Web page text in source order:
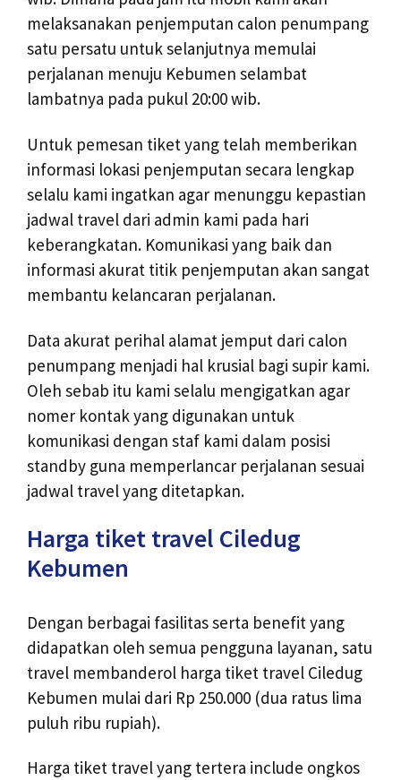
melaksanakan penjemputan calon penumpang
satu persatu untuk selanjutnya memulai
perjalanan menuju Kebumen selambat
lambatnya pada pukul 20:00 wib.
Untuk pemesan tiket yang telah memberikan
informasi lokasi penjemputan secara lengkap
selalu kami ingatkan agar menunggu kepastian
jadwal travel dari admin kami pada hari
keberangkatan. Komunikasi yang baik dan
informasi akurat titik penjemputan akan sangat
membantu kelancaran perjalanan.
Data akurat perihal alamat jemput dari calon
penumpang menjadi hal krusial bagi supir kami.
Oleh sebab itu kami selalu mengigatkan agar
nomer kontak yang digunakan untuk
komunikasi dengan staf kami dalam posisi
standby guna memperlancar perjalanan sesuai
jadwal travel yang ditetapkan.
Harga tiket travel Ciledug
Kebumen
Dengan berbagai fasilitas serta benefit yang
didapatkan oleh semua pengguna layanan, satu
travel membanderol harga tiket travel Ciledug
Kebumen mulai dari Rp 250.000 (dua ratus lima
puluh ribu rupiah).
Harga tiket travel yang tertera include ongkos